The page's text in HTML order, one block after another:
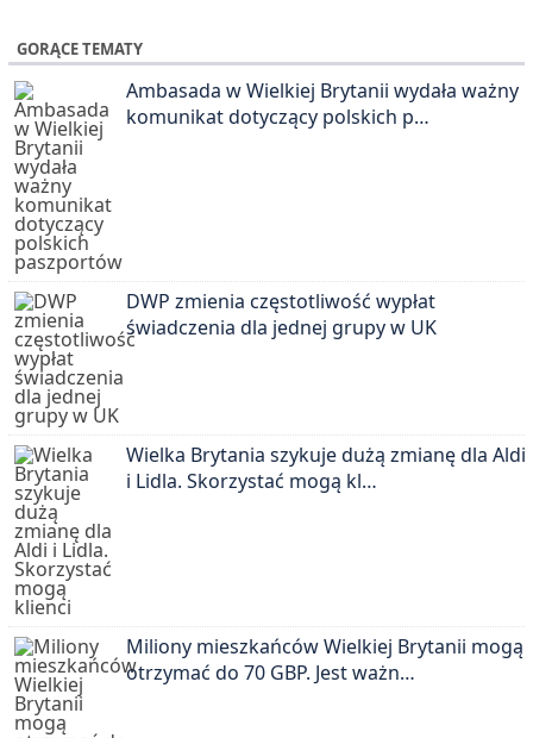
GORĄCE TEMATY
Ambasada w Wielkiej Brytanii wydała ważny
komunikat dotyczący polskich p…
DWP zmienia częstotliwość wypłat
świadczenia dla jednej grupy w UK
Wielka Brytania szykuje dużą zmianę dla Aldi
i Lidla. Skorzystać mogą kl…
Miliony mieszkańców Wielkiej Brytanii mogą
otrzymać do 70 GBP. Jest ważn…